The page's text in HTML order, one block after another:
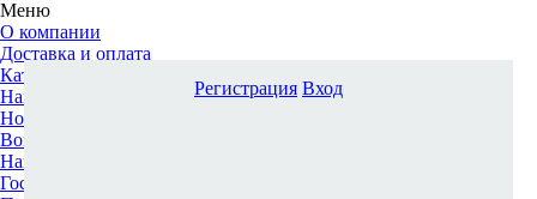
Меню
О компании
Доставка и оплата
Каталог
Наши офисы
Новости и новинки
Вопрос-ответ
Наша команда
Гос. заказчикам
Регистрация Вход